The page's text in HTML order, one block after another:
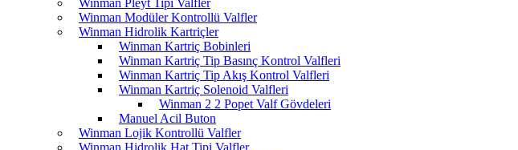
Winman Pleyt Tipi Valfler
Winman Modüler Kontrollü Valfler
Winman Hidrolik Kartriçler
Winman Kartriç Bobinleri
Winman Kartriç Tip Basınç Kontrol Valfleri
Winman Kartriç Tip Akış Kontrol Valfleri
Winman Kartriç Solenoid Valfleri
Winman 2 2 Popet Valf Gövdeleri
Manuel Acil Buton
Winman Lojik Kontrollü Valfler